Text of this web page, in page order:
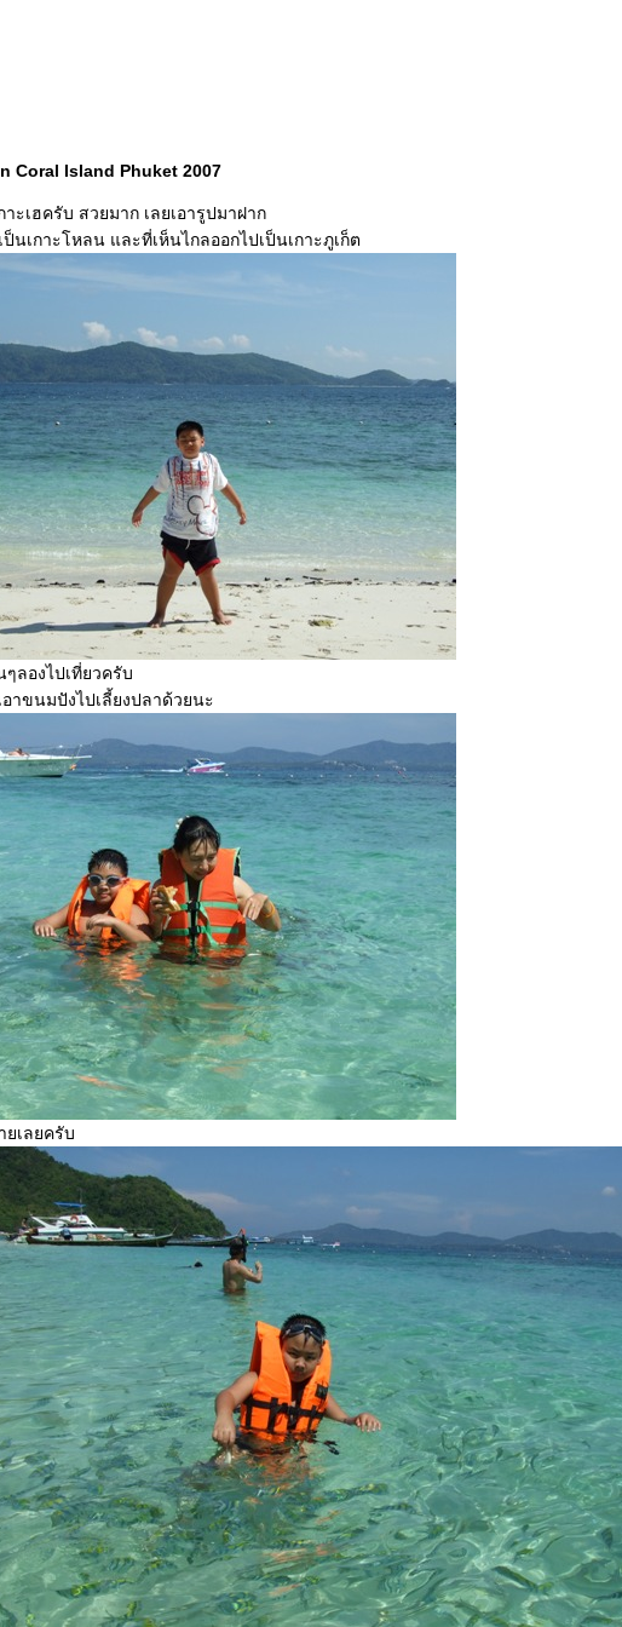
Coral Island Phuket 2007
าะเฮครับ สวยมาก เลยเอารูปมาฝาก
นเกาะโหลน และที่เห็นไกลออกไปเป็นเกาะภูเก็ต
ลองไปเที่ยวครับ
าขนมปังไปเลี้ยงปลาด้วยนะ
เลยครับ